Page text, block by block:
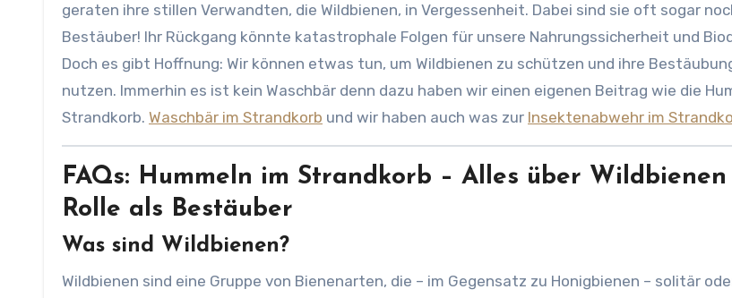
geraten ihre stillen Verwandten, die Wildbienen, in Vergessenheit. Dabei sind sie oft sogar
Bestäuber! Ihr Rückgang könnte katastrophale Folgen für unsere Nahrungssicherheit und
Doch es gibt Hoffnung: Wir können etwas tun, um Wildbienen zu schützen und ihre
nutzen. Immerhin es ist kein Waschbär denn dazu haben wir einen eigenen Beitrag wie die
Strandkorb. Waschbär im Strandkorb und wir haben auch was zur Insektenabwehr im
FAQs: Hummeln im Strandkorb – Alles über
Rolle als Bestäuber
Was sind Wildbienen?
Wildbienen sind eine Gruppe von Bienenarten, die – im Gegensatz zu Honigbienen – solitär